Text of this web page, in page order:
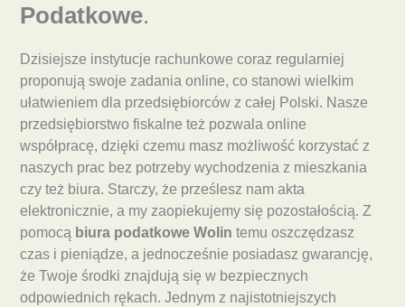
Podatkowe.
Dzisiejsze instytucje rachunkowe coraz regularniej
proponują swoje zadania online, co stanowi wielkim
ułatwieniem dla przedsiębiorców z całej Polski. Nasze
przedsiębiorstwo fiskalne też pozwala online
współpracę, dzięki czemu masz możliwość korzystać z
naszych prac bez potrzeby wychodzenia z mieszkania
czy też biura. Starczy, że prześlesz nam akta
elektronicznie, a my zaopiekujemy się pozostałością. Z
pomocą biura podatkowe Wolin temu oszczędzasz
czas i pieniądze, a jednocześnie posiadasz gwarancję,
że Twoje środki znajdują się w bezpiecznych
odpowiednich rękach. Jednym z najistotniejszych